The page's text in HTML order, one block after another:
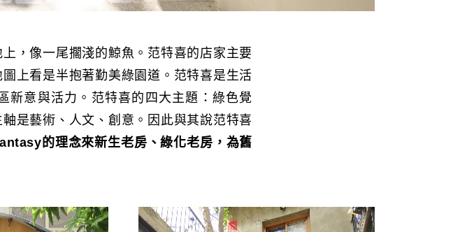
，像一尾擱淺的鯨魚。范特喜的店家主要
上看是半抱著勤美綠園道。范特喜是生活
新意與活力。范特喜的四大主題：綠色覺
是藝術、人文、創意。因此與其說范特喜
的理念來新生老房、綠化老房，為舊